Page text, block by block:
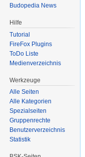
Budopedia News
Hilfe
Tutorial
FireFox Plugins
ToDo Liste
Medienverzeichnis
Werkzeuge
Alle Seiten
Alle Kategorien
Spezialseiten
Gruppenrechte
Benutzerverzeichnis
Statistik